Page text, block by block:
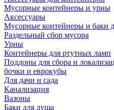
Мусорные контейнеры и урны
Аксессуары
Мусорные контейнеры и баки
Раздельный сбор мусора
Урны
Контейнеры для ртутных ламп
Поддоны для сбора и
бочки и еврокубы
Для дачи и сада
Канализация
Вазоны
Баки для душа